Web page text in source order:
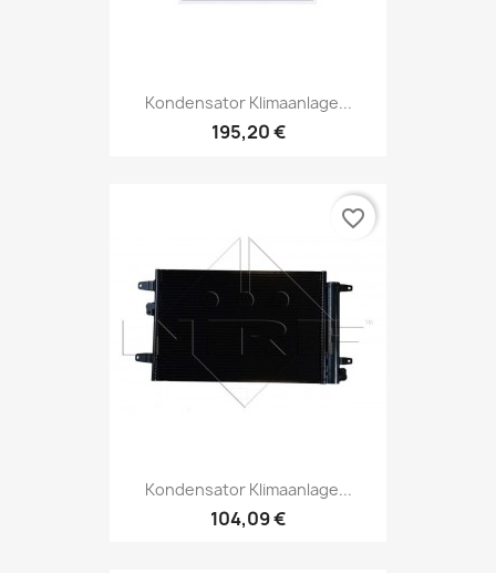
Kondensator Klimaanlage...
195,20 €
Kondensator Klimaanlage...
104,09 €
favorite_border